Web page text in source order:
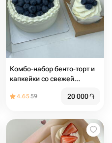
Комбо-набор бенто-торт и
капкейки со свежей
сливочным кремом (2 шт)
4.6559 20 000֏